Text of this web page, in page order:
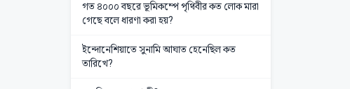
গত ৪০০০ বছরে ভূমিকম্পে পৃথিবীর কত লোক মারা
গেছে বলে ধারণা করা হয়?
ইন্দোনেশিয়াতে সুনামি আঘাত হেনেছিল কত
তারিখে?